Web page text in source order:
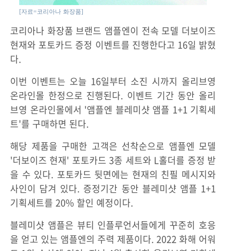
[자료=코리아나 화장품]
코리아나 화장품 브랜드 앰플엔이 전속 모델 더보이즈
현재와 포토카드 증정 이벤트를 진행한다고 16일 밝혔
다.
이번 이벤트는 오늘 16일부터 소진 시까지 올리브영
온라인몰 한정으로 진행된다. 이벤트 기간 동안 올리
브영 온라인몰에서 '앰플엔 블레미샷 앰플 1+1 기획세
트'를 구매하면 된다.
해당 제품을 구매한 고객은 선착순으로 앰플엔 모델
'더보이즈 현재' 포토카드 3종 세트와 L홀더를 증정 받
을 수 있다. 포토카드 뒷면에는 현재의 친필 메시지와
사인이 담겨 있다. 증정기간 동안 블레미샷 앰플 1+1
기획세트를 20% 할인 예정이다.
블레미샷 앰플은 뷰티 인플루언서들에게 꾸준히 호응
을 얻고 있는 앰플엔의 주력 제품이다. 2022 화해 어워